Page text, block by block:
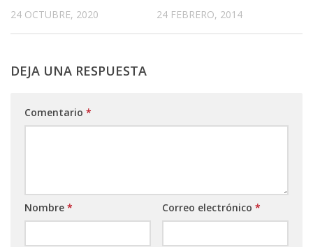
24 OCTUBRE, 2020 24 FEBRERO, 2014
DEJA UNA RESPUESTA
Comentario *
Nombre * Correo electrónico *